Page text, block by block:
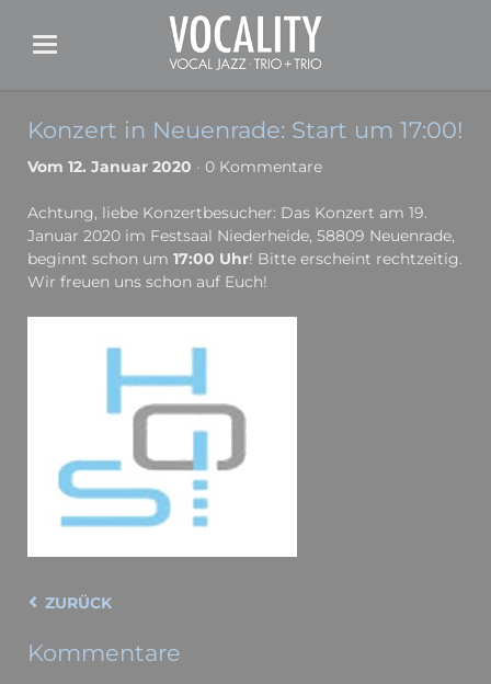
Konzert in Neuenrade: Start um 17:00!
Vom 12. Januar 2020 · 0 Kommentare
Achtung, liebe Konzertbesucher: Das Konzert am 19.
Januar 2020 im Festsaal Niederheide, 58809 Neuenrade,
beginnt schon um 17:00 Uhr! Bitte erscheint rechtzeitig.
Wir freuen uns schon auf Euch!
ZURÜCK
Kommentare